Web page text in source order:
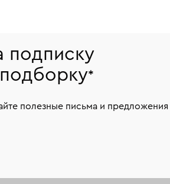
подписку
*
полезные письма и предложения